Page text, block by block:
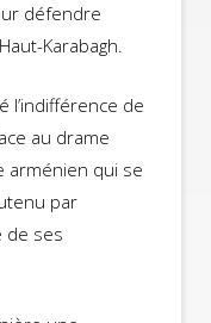
défendre
Karabagh.
l’indifférence de
au drame
arménien qui se
par
de ses